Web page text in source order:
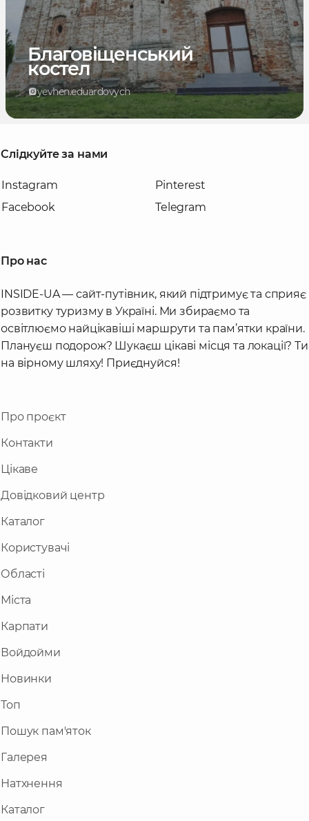
Благовіщенський
костел
yevhen.eduardovych
Слідкуйте за нами
Instagram
Facebook
Pinterest
Telegram
Про нас
INSIDE-UA — сайт-путівник, який підтримує та сприяє
розвитку туризму в Україні. Ми збираємо та
освітлюємо найцікавіші маршрути та пам’ятки країни.
Плануєш подорож? Шукаєш цікаві місця та локації? Ти
на вірному шляху! Приєднуйся!
Про проєкт
Контакти
Цікаве
Довідковий центр
Каталог
Користувачі
Області
Міста
Карпати
Войдойми
Новинки
Топ
Пошук пам'яток
Галерея
Натхнення
Каталог